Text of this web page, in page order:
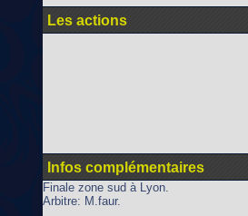
Les actions
Infos complémentaires
Finale zone sud à Lyon.
Arbitre: M.faur.